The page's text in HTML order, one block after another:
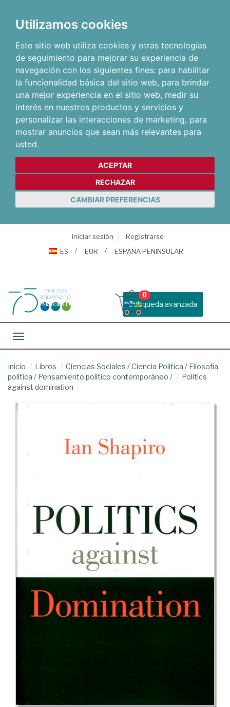
Utilizamos cookies
Este sitio web utiliza cookies y otras tecnologías
de seguimiento para mejorar su experiencia de
navegación con los siguientes fines: para habilitar
la funcionalidad básica del sitio web, para brindar
una mejor experiencia en el sitio web, medir su
interés en nuestros productos y servicios y
personalizar las interacciones de marketing, para
mostrar anuncios que sean más relevantes para
usted.
ACEPTAR
RECHAZAR
CAMBIAR PREFERENCIAS
Iniciar sesión
Registrarse
ES
EUR ESPAÑA PENINSULAR
Busqueda avanzada
0
Toggle navigation
Inicio Libros Ciencias Sociales /Ciencia Política / Filosofía
política / Pensamiento político contemporáneo /
Politics
against domination